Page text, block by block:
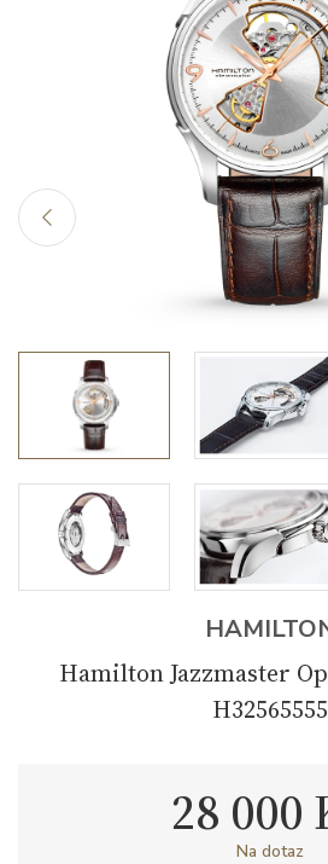
Hamilton Jazzmaster
H32565555
28 000
Na dotaz